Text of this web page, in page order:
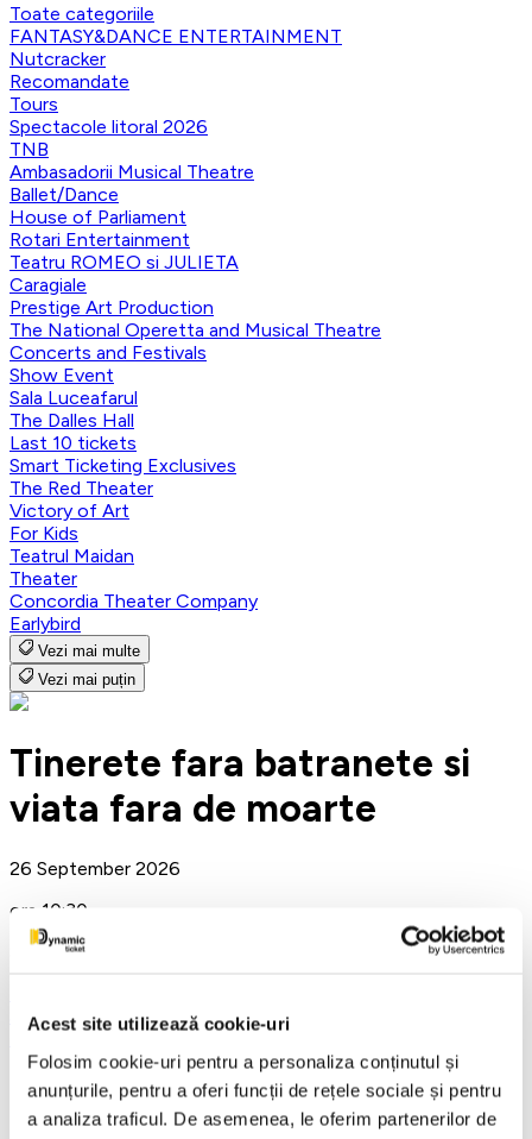
Acest site utilizează cookie-uri
Folosim cookie-uri pentru a personaliza conținutul și
anunțurile, pentru a oferi funcții de rețele sociale și pentru
a analiza traficul. De asemenea, le oferim partenerilor de
Toate categoriile
FANTASY&DANCE ENTERTAINMENT
Nutcracker
Recomandate
Tours
Spectacole litoral 2026
TNB
Ambasadorii Musical Theatre
Ballet/Dance
House of Parliament
Rotari Entertainment
Teatru ROMEO si JULIETA
Caragiale
Prestige Art Production
The National Operetta and Musical Theatre
Concerts and Festivals
Show Event
Sala Luceafarul
The Dalles Hall
Last 10 tickets
Smart Ticketing Exclusives
The Red Theater
Victory of Art
For Kids
Teatrul Maidan
Theater
Concordia Theater Company
Earlybird
Vezi mai multe
Vezi mai puțin
Tinerete fara batranete si
viata fara de moarte
26 September 2026
ora 10:30
Sala Dalles, Bucuresti
Sala Dalles
Teatru
Detalii eveniment
Youth Without Old Age and Life Without Death